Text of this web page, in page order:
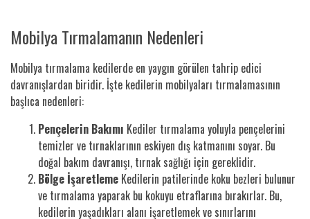
Mobilya Tırmalamanın Nedenleri
Mobilya tırmalama kedilerde en yaygın görülen tahrip edici
davranışlardan biridir. İşte kedilerin mobilyaları tırmalamasının
başlıca nedenleri:
Pençelerin Bakımı Kediler tırmalama yoluyla pençelerini
temizler ve tırnaklarının eskiyen dış katmanını soyar. Bu
doğal bakım davranışı, tırnak sağlığı için gereklidir.
Bölge İşaretleme Kedilerin patilerinde koku bezleri bulunur
ve tırmalama yaparak bu kokuyu etraflarına bırakırlar. Bu,
kedilerin yaşadıkları alanı işaretlemek ve sınırlarını